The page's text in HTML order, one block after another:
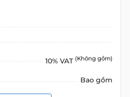
10% VAT (Không gồm)
Bao gồm